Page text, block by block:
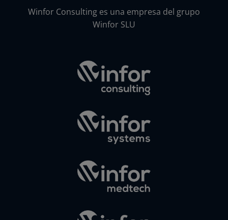
Winfor Consulting es una empresa del grupo
Winfor SLU